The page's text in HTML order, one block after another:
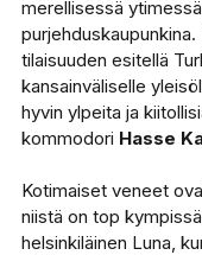
merellisessä
tilaisuuden esitellä
kansainväliselle
hyvin ylpeita ja
kommodori Hasse
Kotimaiset veneet
niistä on top
helsinkiläinen Luna,